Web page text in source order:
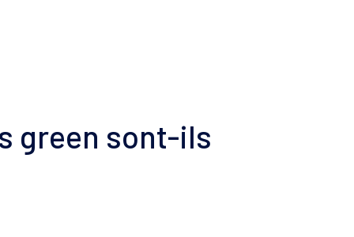
irritées et abîmées
green sont-ils